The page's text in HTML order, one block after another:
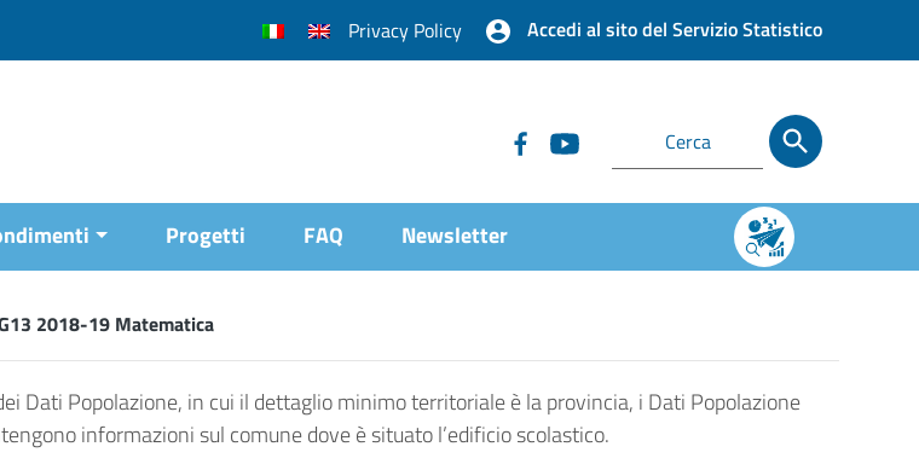
Privacy Policy Accedi al sito del Servizio Statistico
Progetti FAQ Newsletter
2018-19 Matematica
Dati Popolazione, in cui il dettaglio minimo territoriale è la provincia, i Dati Popolazione
informazioni sul comune dove è situato l’edificio scolastico.